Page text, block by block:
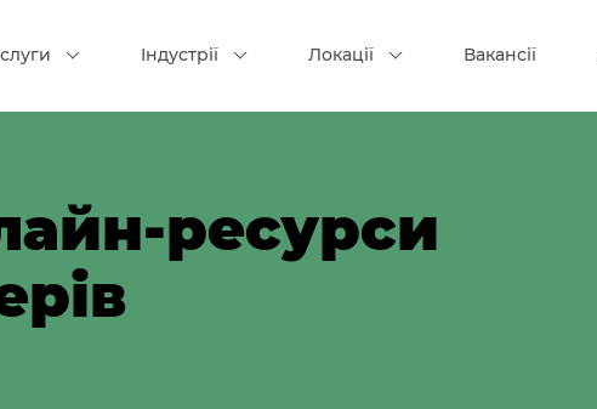
Індустрії Локації Вакансії
ресурси